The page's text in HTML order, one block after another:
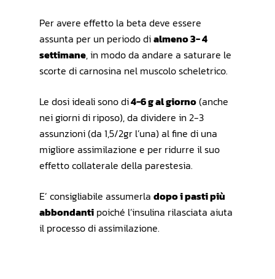
Per avere effetto la beta deve essere
assunta per un periodo dialmeno 3- 4
settimane, in modo da andare a saturare le
scorte di carnosina nel muscolo scheletrico.
Le dosi ideali sono di4-6 g al giorno(anche
nei giorni di riposo), da dividere in 2-3
assunzioni (da 1,5/2gr l’una) al fine di una
migliore assimilazione e per ridurre il suo
effetto collaterale della parestesia.
E’ consigliabile assumerla dopo i pasti più
abbondanti poiché l’insulina rilasciata aiuta
il processo di assimilazione.